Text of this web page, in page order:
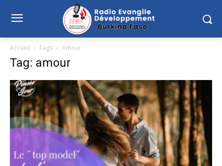
Accueil Tags Amour
Tag: amour